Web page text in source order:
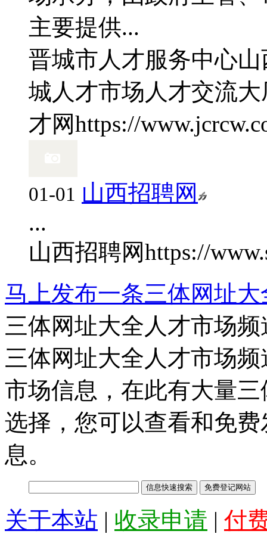
主要提供...
晋城市人才服务中心
城人才市场人才交流大
才网https://
01-01 山西招聘网
...
山西招聘网https://
马上发布一条三体网址
三体网址大全人才市场频
三体网址大全人才市场
市场信息，在此有大量
选择，您可以查看和免
息。
关于本站 | 收录申请 | 付